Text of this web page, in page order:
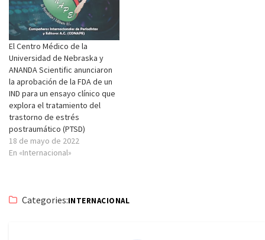
El Centro Médico de la
Universidad de Nebraska y
ANANDA Scientific anunciaron
la aprobación de la FDA de un
IND para un ensayo clínico que
explora el tratamiento del
trastorno de estrés
postraumático (PTSD)
18 de mayo de 2022
En «Internacional»
Categories:INTERNACIONAL